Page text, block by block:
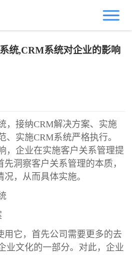
统,CRM系统对企业的影响
，接纳CRM解决方案、实施
、实施CRM系统严格执行。
，企业在实施客户关系管理提
洞察客户关系管理的本质，
，从而具体实施。
用它，首先公司需要更多的去
业文化的一部分。对此，企业